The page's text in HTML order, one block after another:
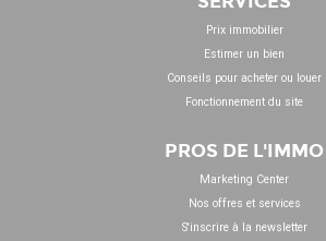
Prix immobilier
Estimer un bien
Conseils pour acheter ou louer
Fonctionnement du site
PROS DE L'IMMO
Marketing Center
Nos offres et services
S'inscrire à la newsletter